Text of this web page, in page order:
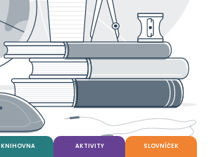
KNIHOVNA AKTIVITY SLOVNÍČEK